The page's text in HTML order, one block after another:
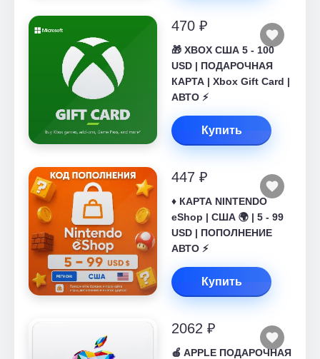
470 ₽
🎁 XBOX США 5 - 100
USD | ПОДАРОЧНАЯ
КАРТА | Xbox Gift Card |
АВТО ⚡
Купить
447 ₽
♦️ КАРТА NINTENDO
eShop | США 🌍 | 5 - 99
USD | ПОПОЛНЕНИЕ
АВТО ⚡
Купить
2062 ₽
🍎 APPLE ПОДАРОЧНАЯ